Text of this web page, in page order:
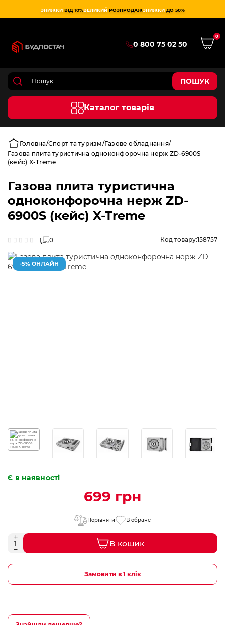
ЗНИЖКИ ВІД 10%ВЕЛИКИЙ РОЗПРОДАЖЗНИЖКИ ДО 50%
0 800 75 02 50
0
ПОШУК
Каталог товарів
Головна Спорт та туризм Газове обладнання
Газова плита туристична одноконфорочна нерж ZD-6900S
(кейс) X-Treme
Газова плита туристична
одноконфорочна нерж ZD-
6900S (кейс) X-Treme
0 Код товару:158757
-5% ОНЛАЙН
Є в наявності
699 грн
Порівняти В обране
В кошик
Замовити в 1 клік